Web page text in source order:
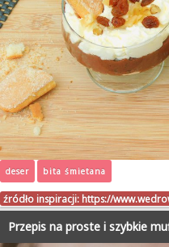
deser bita śmietana
źródło inspiracji: https://
Przepis na proste i szybkie